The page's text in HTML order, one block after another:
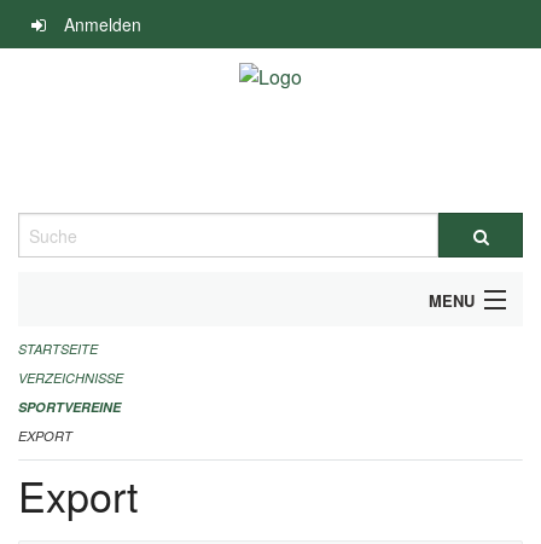
Navigation
überspringen
Anmelden
Suche
MENU
ALLGEMEINE INFORMATIONEN
FINANZIELLE UNTERSTÜTZUNG BENÖTIGT?
KONTAKT
STARTSEITE
VERZEICHNISSE
SPORTVEREINE
EXPORT
Export